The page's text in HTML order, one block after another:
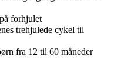
forhjulet
trehjulede cykel til
fra 12 til 60 måneder